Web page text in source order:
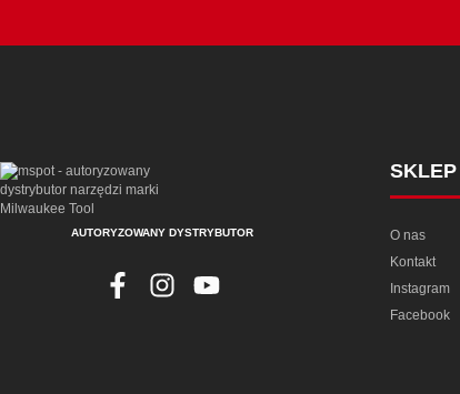
AUTORYZOWANY DYSTRYBUTOR
SKLEP
O nas
Kontakt
Instagram
Facebook